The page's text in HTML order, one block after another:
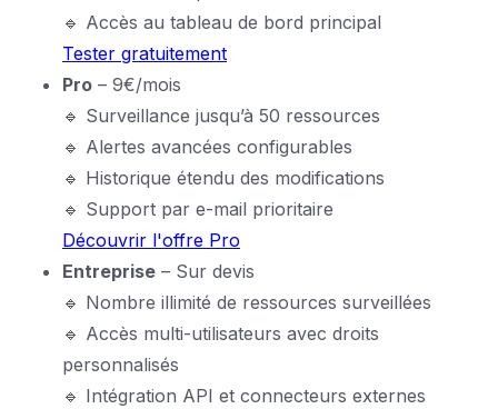
🔹 Accès au tableau de bord principal
Tester gratuitement
Pro – 9€/mois
🔹 Surveillance jusqu’à 50 ressources
🔹 Alertes avancées configurables
🔹 Historique étendu des modifications
🔹 Support par e-mail prioritaire
Découvrir l'offre Pro
Entreprise – Sur devis
🔹 Nombre illimité de ressources surveillées
🔹 Accès multi-utilisateurs avec droits
personnalisés
🔹 Intégration API et connecteurs externes